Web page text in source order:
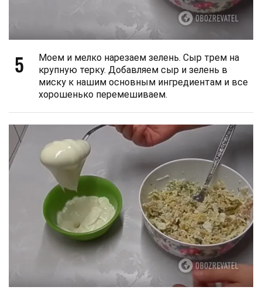
5
Моем и мелко нарезаем зелень. Сыр трем на
крупную терку. Добавляем сыр и зелень в
миску к нашим основным ингредиентам и все
хорошенько перемешиваем.